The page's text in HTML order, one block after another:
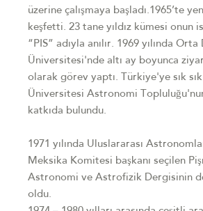
üzerine çalışmaya başladı.1965’te
keşfetti. 23 tane yıldız kümesi onun
“PIS” adıyla anılır. 1969 yılında
Üniversitesi'nde altı ay boyunca
olarak görev yaptı. Türkiye'ye sık
Üniversitesi Astronomi
katkıda bulundu.
1971 yılında Uluslararası
Meksika Komitesi başkanı seçilen
Astronomi ve Astrofizik Dergisinin
oldu.